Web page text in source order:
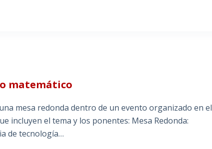
matemático
mesa redonda dentro de un evento organizado en el
incluyen el tema y los ponentes: Mesa Redonda:
de tecnología…